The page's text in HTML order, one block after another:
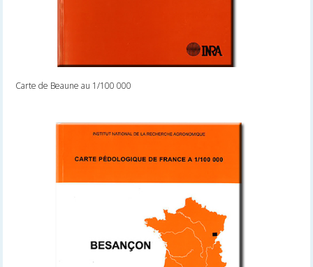
Carte de Beaune au 1/100 000